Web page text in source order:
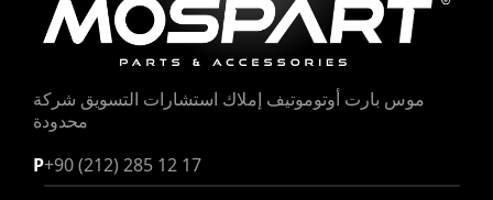
موس بارت أوتوموتيف إملاك استشارات التسويق شركة
محدودة
P+90 (212) 285 12 17
Minfo@mospart.com